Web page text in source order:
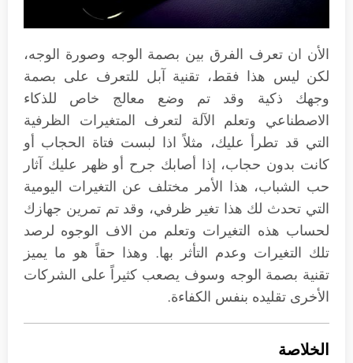
الأن ان تعرف الفرق بين بصمة الوجه وصورة الوجه،
لكن ليس هذا فقط، تقنية آبل للتعرف على بصمة
وجهك ذكية وقد تم وضع معالج خاص للذكاء
الاصطناعي وتعلم الآلة لتعرف المتغيرات الظرفية
التي قد تطرأ عليك، مثلاً اذا لبست فتاة الحجاب أو
كانت بدون حجاب، إذا أصابك جرح أو ظهر عليك آثار
حب الشباب، هذا الأمر مختلف عن التغيرات اليومية
التي تحدث لك هذا تغير ظرفي، وقد تم تمرين جهازك
لحساب هذه التغيرات وتعلم من الاف الوجوه لرصد
تلك التغيرات وعدم التأثر بها. وهذا حقاً هو ما يميز
تقنية بصمة الوجه وسوف يصعب كثيراً على الشركات
الأخرى تقليده بنفس الكفاءة.
الخلاصة